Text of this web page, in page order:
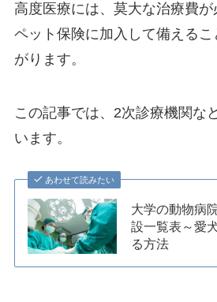
高度医療には、莫大な治療費が
ペット保険に加入して備える
がります。
この記事では、2次診療機関な
います。
あわせて読みたい
大学の動物病
設一覧表～愛
る方法